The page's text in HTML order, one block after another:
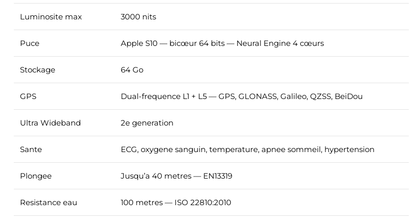
Luminosite max 3000 nits
Puce Apple S10 — bicœur 64 bits — Neural Engine 4 cœurs
Stockage 64 Go
GPS Dual-frequence L1 + L5 — GPS, GLONASS, Galileo, QZSS, BeiDou
Ultra Wideband 2e generation
Sante ECG, oxygene sanguin, temperature, apnee sommeil, hypertension
Plongee Jusqu’a 40 metres — EN13319
Resistance eau 100 metres — ISO 22810:2010